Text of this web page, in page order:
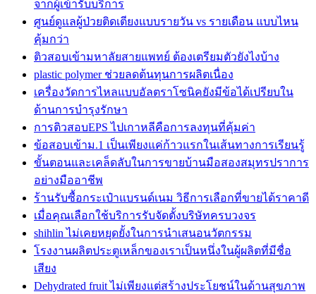
จากผู้เข้ารับบริการ
ศูนย์ดูแลผู้ป่วยติดเตียงแบบรายวัน vs รายเดือน แบบไหน
คุ้มกว่า
ติวสอบเข้ามหาลัยสายแพทย์ ต้องเตรียมตัวยังไงบ้าง
plastic polymer ช่วยลดต้นทุนการผลิตเนื่อง
เครื่องวัดการไหลแบบอัลตราโซนิคยังมีข้อได้เปรียบใน
ด้านการบำรุงรักษา
การติวสอบEPS ไปเกาหลีคือการลงทุนที่คุ้มค่า
ข้อสอบเข้าม.1 เป็นเพียงแค่ก้าวแรกในเส้นทางการเรียนรู้
ขั้นตอนและเคล็ดลับในการขายบ้านมือสองสมุทรปราการ
อย่างมืออาชีพ
ร้านรับซื้อกระเป๋าแบรนด์เนม วิธีการเลือกที่ขายได้ราคาดี
เมื่อคุณเลือกใช้บริการรับจัดตั้งบริษัทครบวงจร
shihlin ไม่เคยหยุดยั้งในการนำเสนอนวัตกรรม
โรงงานผลิตประตูเหล็กของเราเป็นหนึ่งในผู้ผลิตที่มีชื่อ
เสียง
Dehydrated fruit ไม่เพียงแต่สร้างประโยชน์ในด้านสุขภาพ